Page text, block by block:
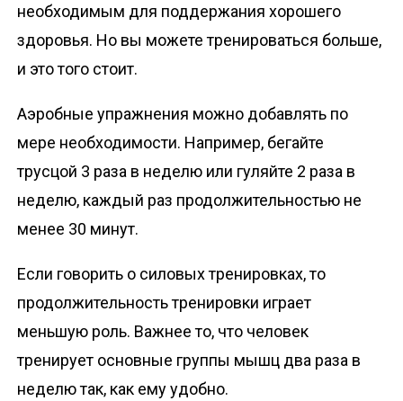
необходимым для поддержания хорошего
здоровья. Но вы можете тренироваться больше,
и это того стоит.
Аэробные упражнения можно добавлять по
мере необходимости. Например, бегайте
трусцой 3 раза в неделю или гуляйте 2 раза в
неделю, каждый раз продолжительностью не
менее 30 минут.
Если говорить о силовых тренировках, то
продолжительность тренировки играет
меньшую роль. Важнее то, что человек
тренирует основные группы мышц два раза в
неделю так, как ему удобно.